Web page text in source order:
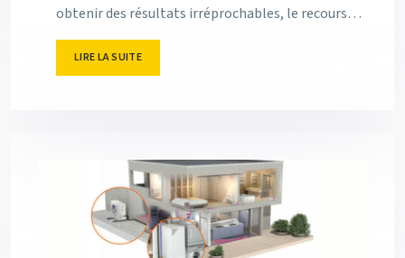
obtenir des résultats irréprochables, le recours…
LIRE LA SUITE